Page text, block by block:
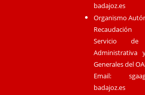
badajoz.es
Organismo
Recaudación
Servicio de
Administrativa
Generales del
Email:
badajoz.es